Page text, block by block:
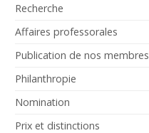
Recherche
Affaires professorales
Publication de nos membres
Philanthropie
Nomination
Prix et distinctions